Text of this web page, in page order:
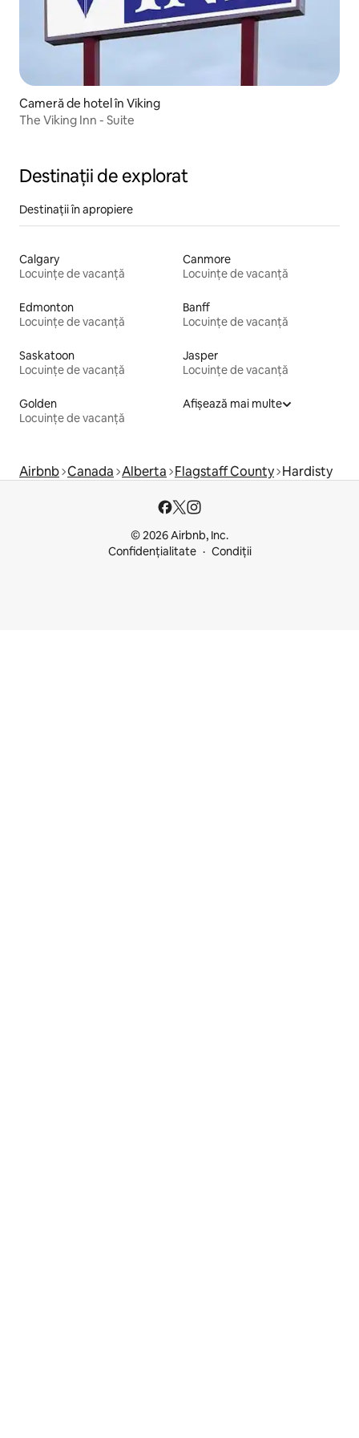
Cameră de hotel în Viking
The Viking Inn - Suite
Destinații de explorat
Destinații în apropiere
Calgary
Locuințe de vacanță
Canmore
Locuințe de vacanță
Edmonton
Locuințe de vacanță
Banff
Locuințe de vacanță
Saskatoon
Locuințe de vacanță
Jasper
Locuințe de vacanță
Golden
Locuințe de vacanță
Afișează mai multe
Airbnb Canada Alberta Flagstaff County Hardisty
© 2026 Airbnb, Inc.
Confidențialitate
Condiții